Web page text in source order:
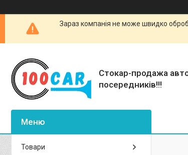
Зараз компанія не може швидко
Стокар-продажа
посередників!!!
Товари